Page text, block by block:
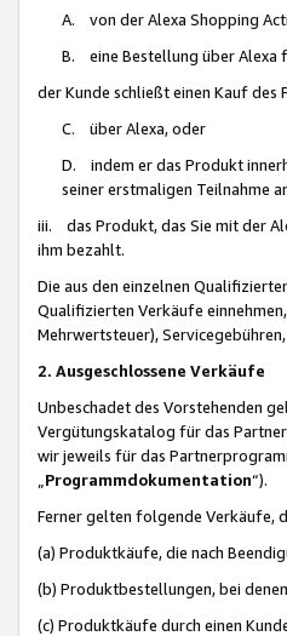
A. von der Alexa Shopping
B. eine Bestellung über Alexa
der Kunde schließt einen Kauf
C. über Alexa, oder
D. indem er das Produkt
seiner erstmaligen Teilnahme
iii. das Produkt, das Sie mit der
ihm bezahlt.
Die aus den einzelnen
Qualifizierten Verkäufe
Mehrwertsteuer),
2. Ausgeschlossene Verkäufe
Unbeschadet des Vorstehenden
Vergütungskatalog für das
wir jeweils für das
Programmdokumentation“).
Ferner gelten folgende Verkäufe,
(a) Produktkäufe, die nach
(b) Produktbestellungen, bei
(c) Produktkäufe durch einen